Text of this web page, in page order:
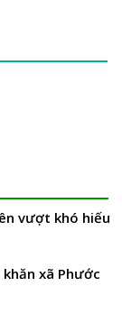
vượt khó hiếu
xã Phước